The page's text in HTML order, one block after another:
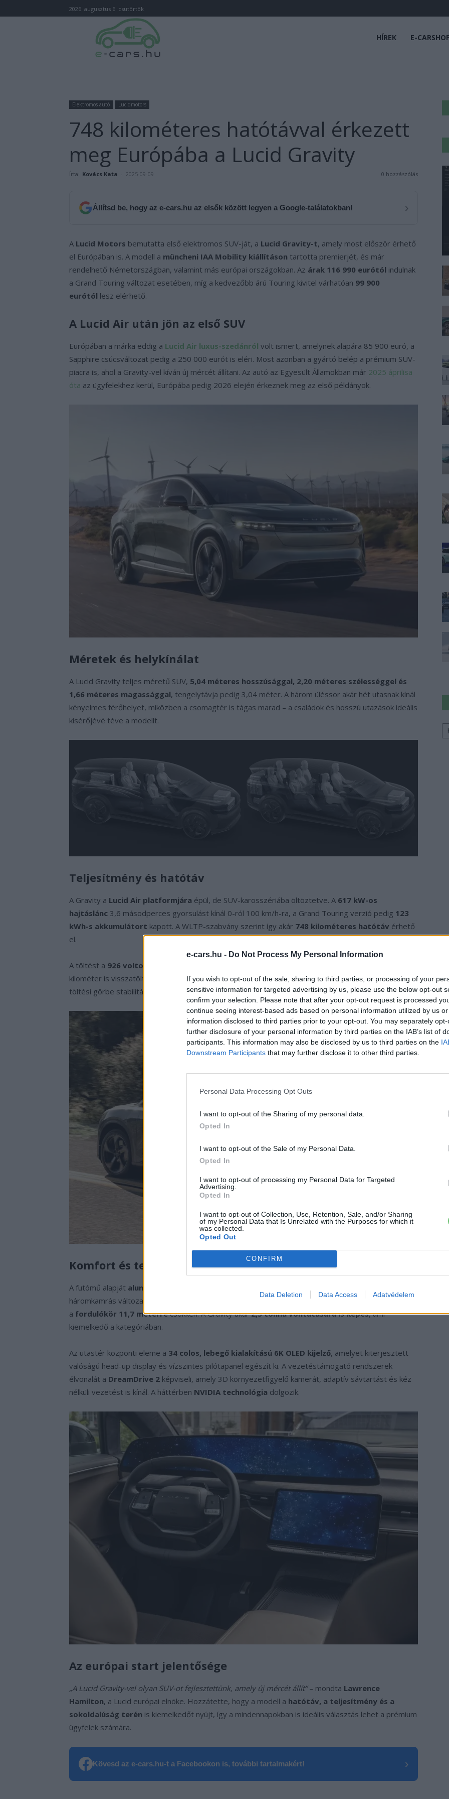
e-cars.hu - Do Not Process My Personal Information
If you wish to opt-out of the sale, sharing to third parties, or processing of your
sensitive information for targeted advertising by us, please use the below opt-out
confirm your selection. Please note that after your opt-out request is processed
continue seeing interest-based ads based on personal information utilized by us
information disclosed to third parties prior to your opt-out. You may separately
further disclosure of your personal information by third parties on the IAB’s list of
participants. This information may also be disclosed by us to third parties on the
Downstream Participants that may further disclose it to other third parties.
Personal Data Processing Opt Outs
I want to opt-out of the Sharing of my personal data.
Opted In
I want to opt-out of the Sale of my Personal Data.
Opted In
I want to opt-out of processing my Personal Data for Targeted
Advertising.
Opted In
I want to opt-out of Collection, Use, Retention, Sale, and/or Sharing
of my Personal Data that Is Unrelated with the Purposes for which it
was collected.
Opted Out
CONFIRM
Data Deletion Data Access Adatvédelem
2026. augusztus 6. csütörtök
HÍREK E-
Elektromos autó Lucidmotors
748 kilométeres hatótávval érkezett
meg Európába a Lucid Gravity
Írta: Kovács Kata - 2025-09-09 0 hozzászólás
Állítsd be, hogy az e-cars.hu az elsők között legyen a Google-találatokban! ›
A Lucid Motors bemutatta első elektromos SUV-ját, a Lucid Gravity-t, amely most először érhető
el Európában is. A modell a müncheni IAA Mobility kiállításon tartotta premierjét, és már
rendelhető Németországban, valamint más európai országokban. Az árak 116 990 eurótól indulnak
a Grand Touring változat esetében, míg a kedvezőbb árú Touring kivitel várhatóan 99 900
eurótól lesz elérhető.
A Lucid Air után jön az első SUV
Európában a márka eddig a Lucid Air luxus-szedánról volt ismert, amelynek alapára 85 900 euró, a
Sapphire csúcsváltozat pedig a 250 000 eurót is eléri. Most azonban a gyártó belép a prémium SUV-
piacra is, ahol a Gravity-vel kíván új mércét állítani. Az autó az Egyesült Államokban már 2025 áprilisa
óta az ügyfelekhez kerül, Európába pedig 2026 elején érkeznek meg az első példányok.
Méretek és helykínálat
A Lucid Gravity teljes méretű SUV, 5,04 méteres hosszúsággal, 2,20 méteres szélességgel és
1,66 méteres magassággal, tengelytávja pedig 3,04 méter. A három üléssor akár hét utasnak kínál
kényelmes férőhelyet, miközben a csomagtér is tágas marad – a családok és hosszú utazások ideális
kísérőjévé téve a modellt.
Teljesítmény és hatótáv
A Gravity a Lucid Air platformjára épül, de SUV-karosszériába öltöztetve. A 617 kW-os
hajtáslánc 3,6 másodperces gyorsulást kínál 0-ról 100 km/h-ra, a Grand Touring verzió pedig 123
kWh-s akkumulátort kapott. A WLTP-szabvány szerint így akár 748 kilométeres hatótáv érhető
el.
A töltést a 926 voltos elektromos architektúra
kilométer is visszatölthető. Bár a gyártó nem közölte a 10–80 százalék közötti pontos töltési időt, a
töltési görbe stabilitását kiemelték.
Komfort és technológia
A futómű alapját alumínium konstrukció
háromkamrás változatban is elérhető aktív hátsókerék-kormányzással. Ennek köszönhetően
a fordulókör 11,7 méterrecsökken. A Gravity akár2,5 tonna vontatására is képes, ami
kiemelkedő a kategóriában.
Az utastér központi eleme a 34 colos, lebegő kialakítású 6K OLED kijelző, amelyet kiterjesztett
valóságú head-up display és vízszintes pilótapanel egészít ki. A vezetéstámogató rendszerek
élvonalát a DreamDrive 2 képviseli, amely 3D környezetfigyelő kamerát, adaptív sávtartást és kéz
nélküli vezetést is kínál. A háttérben NVIDIA technológia dolgozik.
Az európai start jelentősége
„A Lucid Gravity-vel olyan SUV-ot fejlesztettünk, amely új mércét állít”– mondta Lawrence
Hamilton, a Lucid európai elnöke. Hozzátette, hogy a modell a hatótáv, a teljesítmény és a
sokoldalúság terén is kiemelkedőt nyújt, így a mindennapokban is ideális választás lehet a prémium
ügyfelek számára.
Kövesd az e-cars.hu-t a Facebookon is, további tartalmakért! ›